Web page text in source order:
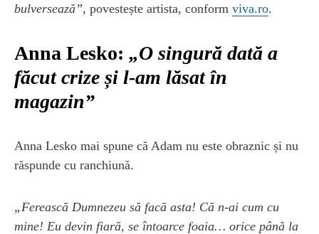
bulversează”, povestește artista, conform viva.ro.
Anna Lesko: „O singură dată a
făcut crize și l-am lăsat în
magazin”
Anna Lesko mai spune că Adam nu este obraznic și nu
răspunde cu ranchiună.
„Ferească Dumnezeu să facă asta! Că n-ai cum cu
mine! Eu devin fiară, se întoarce foaia… orice până la